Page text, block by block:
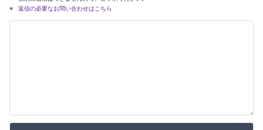
返信の必要なお問い合わせはこちら